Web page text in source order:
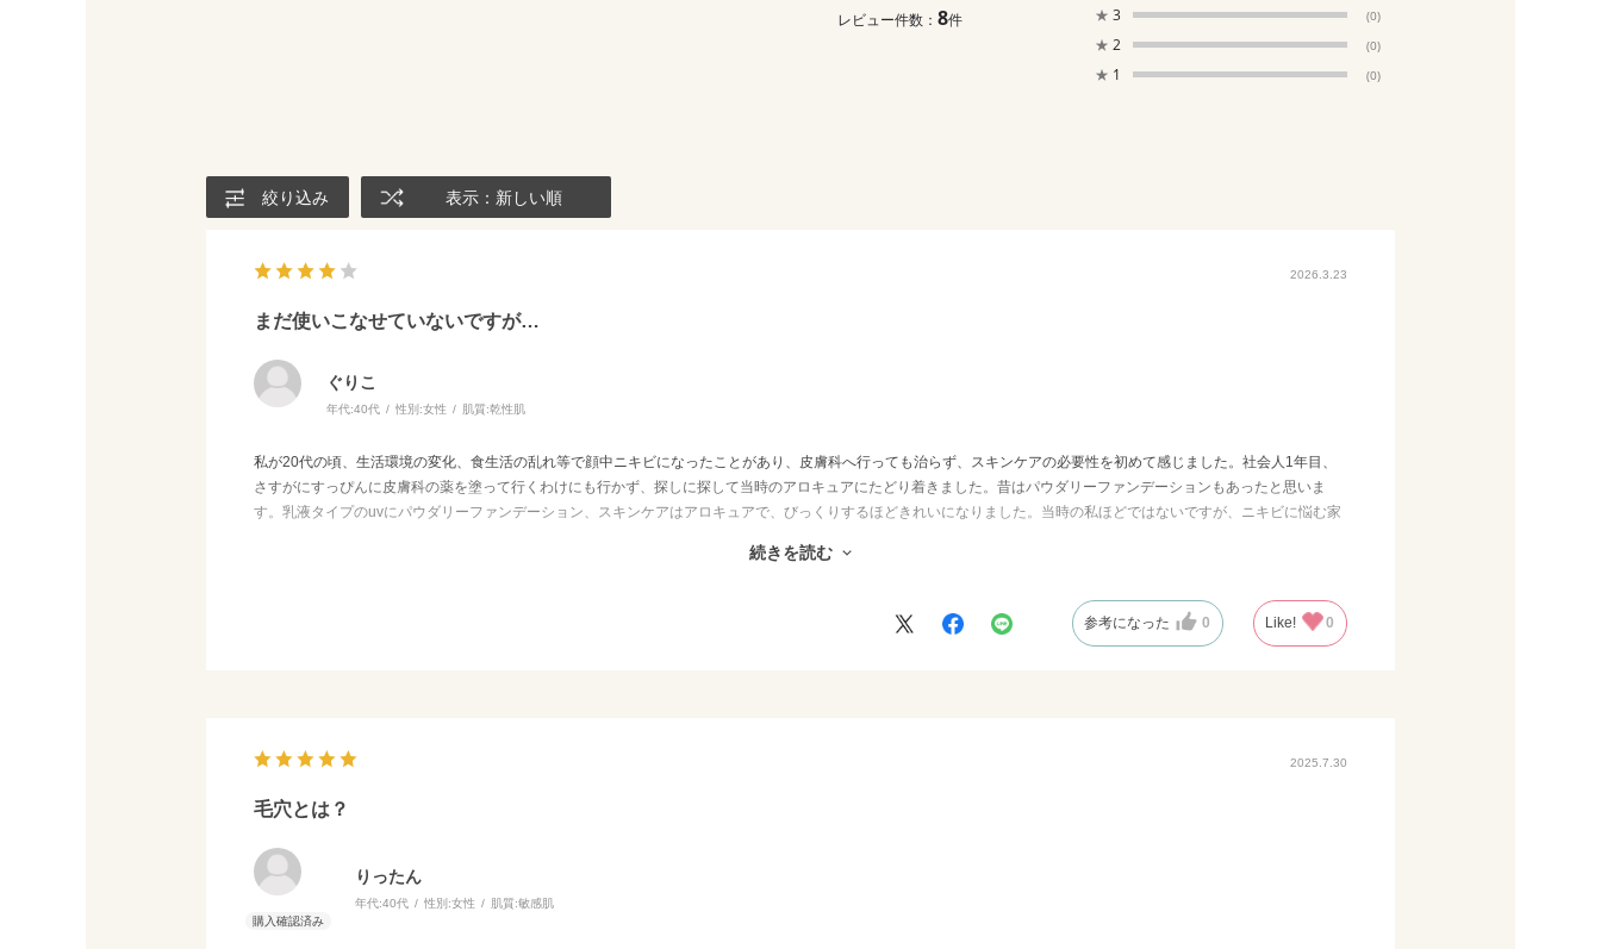
レビュー件数： 8件 ★ 3 (0)
★ 2 (0)
★ 1 (0)
絞り込み 表示：新しい順
2026.3.23
まだ使いこなせていないですが…
ぐりこ
年代:40代 性別:女性 肌質:乾性肌
私が20代の頃、生活環境の変化、食生活の乱れ等で顔中ニキビになったことがあり、皮膚科へ行っても治らず、スキンケアの必要性を初めて感じました。社会人1年目、
さすがにすっぴんに皮膚科の薬を塗って行くわけにも行かず、探しに探して当時のアロキュアにたどり着きました。昔はパウダリーファンデーションもあったと思いま
す。乳液タイプのuvにパウダリーファンデーション、スキンケアはアロキュアで、びっくりするほどきれいになりました。当時の私ほどではないですが、ニキビに悩む家
染みました。下地も一緒に使わないとキレイに仕上がらないのかなと感じました。パウダリーファンデーションは便利だったと記憶していますがなくなったのですね～残
続きを読む
参考になった 0 Like! 0
2025.7.30
毛穴とは？
りったん
年代:40代 性別:女性 肌質:敏感肌